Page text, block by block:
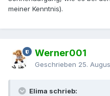
meiner Kenntnis).
Werner001
Geschrieben 25.
Elima schrieb: